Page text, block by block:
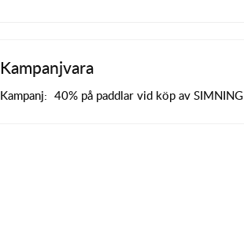
Kampanjvara
Kampanj: 40% på paddlar vid köp av SIMNING